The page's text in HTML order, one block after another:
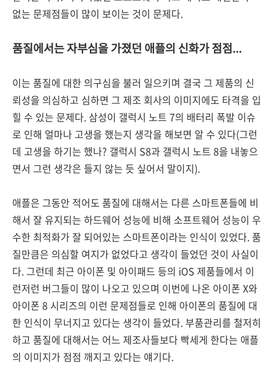
없는 문제점들이 많이 보이는 것이 문제다.
품질에서는 자부심을 가졌던 애플의 신화가 점점...
이는 품질에 대한 의구심을 불러 일으키며 결국 그 제품의 신
뢰성을 의심하고 심하면 그 제조 회사의 이미지에도 타격을 입
힐 수 있는 문제다. 삼성이 갤럭시 노트 7의 배터리 폭발 이슈
로 인해 얼마나 고생을 했는지 생각을 해보면 알 수 있다(그런
데 고생을 하기는 했나? 갤럭시 S8과 갤럭시 노트 8을 내놓으
면서 그런 생각은 들지 않는 듯 싶어서 말이지).
애플은 그동안 적어도 품질에 대해서는 다른 스마트폰들에 비
해서 잘 유지되는 하드웨어 성능에 비해 소프트웨어 성능이 우
수한 최적화가 잘 되어있는 스마트폰이라는 인식이 있었다. 품
질만큼은 의심할 여지가 없었다고 생각이 들었던 것이 사실이
다. 그런데 최근 아이폰 및 아이패드 등의 iOS 제품들에서 이
런저런 버그들이 많이 나오고 있으며 이번에 나온 아이폰 X와
아이폰 8 시리즈의 이런 문제점들로 인해 아이폰의 품질에 대
한 인식이 무너지고 있다는 생각이 들었다. 부품관리를 철저히
하고 품질에 대해서는 어느 제조사들보다 빡세게 한다는 애플
의 이미지가 점점 깨지고 있다는 얘기다.